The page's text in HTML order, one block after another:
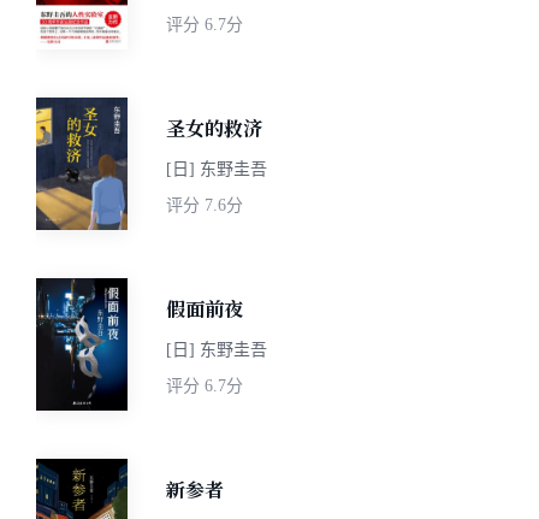
评分 6.7分
圣女的救济
[日] 东野圭吾
评分 7.6分
假面前夜
[日] 东野圭吾
评分 6.7分
新参者